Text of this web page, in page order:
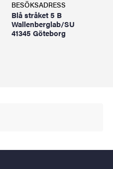
BESÖKSADRESS
Blå stråket 5 B
Wallenberglab/SU
41345 Göteborg